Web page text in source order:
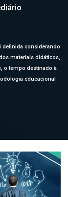
definida considerando
materiais didáticos,
o tempo destinado à
educacional